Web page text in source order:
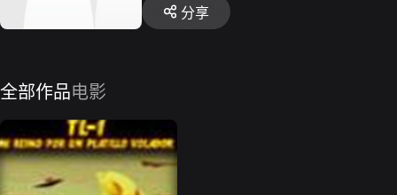
分享
全部作品电影